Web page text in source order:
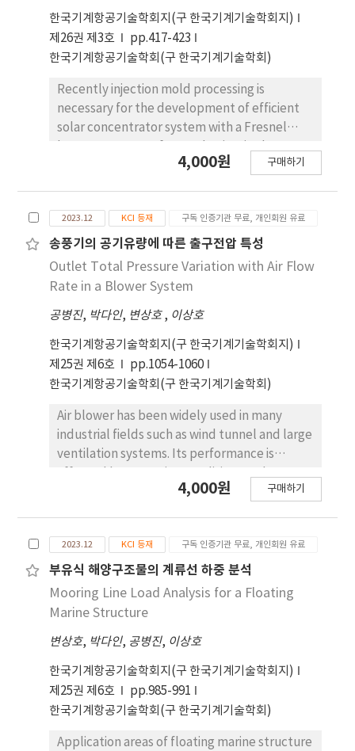
한국기계항공기술학회지(구 한국기계기술학회지)
제26권 제3호
pp.417-423
한국기계항공기술학회(구 한국기계기술학회)
Recently injection mold processing is
necessary for the development of efficient
solar concentrator system with a Fresnel
Fresnel lens manufacturing process have a
generation. In this study, we analyzed the
thermal characteristics of temperature and
heat flux distributions near the lens for
transient molding process using CFD method.
variation on the upper surface of the lens
leads to high heat flux distribution. It is
gradually cooled to around 128℃ over a
period of 60 seconds which is largely affected
by the mold structure and the characteristics
of the cooling lines. There is also high heat
flux occurred on the lens upper side and
lower surfaces with rapid temperature
change. These results can be applied as
fundamental design data for the
4,000원 구매하기
2023.12 KCI 등재 구독 인증기관 무료, 개인회원 유료
송풍기의 공기유량에 따른 출구전압 특성
Outlet Total Pressure Variation with Air Flow
Rate in a Blower System
공병진, 박다인, 변상호, 이상호
한국기계항공기술학회지(구 한국기계기술학회지)
제25권 제6호
pp.1054-1060
한국기계항공기술학회(구 한국기계기술학회)
Air blower has been widely used in many
industrial fields such as wind tunnel and large
ventilation systems. Its performance is
geometry of inpeller and duct, and these
is carried out to investigate the air flow field
characteristics with outlet total pressure in a
blower system. Intake air into the impeller
blade through the inlet is compressed, and
with ascending total pressure, and predicted
results are compared with test data.
Especially this overall pressure difference in
the blower system severely depends on the
flow rate. These results are expected to be
used as applicable design data for blower
4,000원 구매하기
2023.12 KCI 등재 구독 인증기관 무료, 개인회원 유료
부유식 해양구조물의 계류선 하중 분석
Mooring Line Load Analysis for a Floating
Marine Structure
변상호, 박다인, 공병진, 이상호
한국기계항공기술학회지(구 한국기계기술학회지)
제25권 제6호
pp.985-991
한국기계항공기술학회(구 한국기계기술학회)
Application areas of floating marine structure